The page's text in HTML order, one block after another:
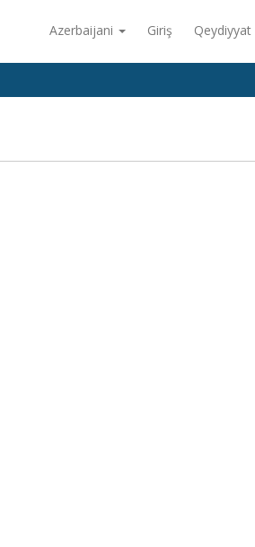
Azerbaijani Giriş Qeydiyyat